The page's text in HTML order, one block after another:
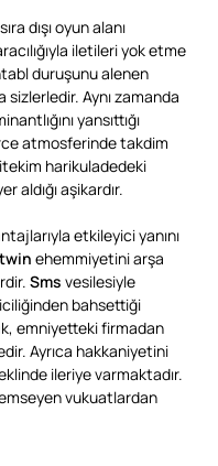
dışı oyun alanı
iletileri yok etme
duruşunu alenen
Aynı zamanda
yansıttığı
atmosferinde takdim
harikuladedeki
aldığı aşikardır.
etkileyici yanını
ehemmiyetini arşa
Sms vesilesiyle
bahsettiği
emniyetteki firmadan
Ayrıca hakkaniyetini
ileriye varmaktadır.
vukuatlardan